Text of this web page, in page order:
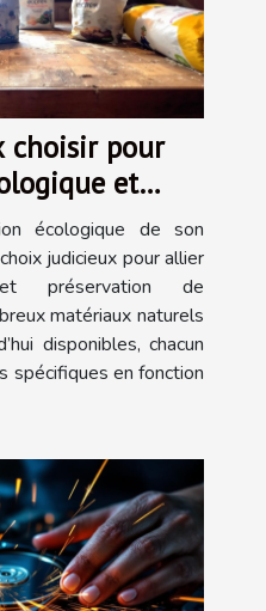
choisir pour
et
écologique de son
judicieux pour allier
préservation de
matériaux naturels
disponibles, chacun
spécifiques en fonction